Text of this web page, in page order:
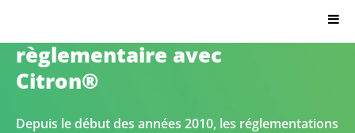
règlementaire avec
Citron®
Depuis le début des années 2010, les réglementations